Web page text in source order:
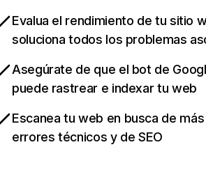
Evalua el rendimiento de tu sitio
soluciona todos los problemas
Asegúrate de que el bot de
puede rastrear e indexar tu web
Escanea tu web en busca de
errores técnicos y de SEO